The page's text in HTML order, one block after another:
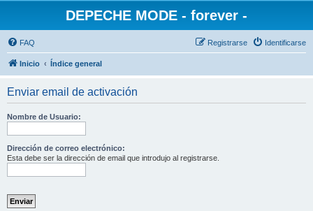
DEPECHE MODE - forever -
FAQ Identificarse
Registrarse
Inicio Índice general
Enviar email de activación
Nombre de Usuario:
Dirección de correo electrónico:
Esta debe ser la dirección de email que introdujo al registrarse.